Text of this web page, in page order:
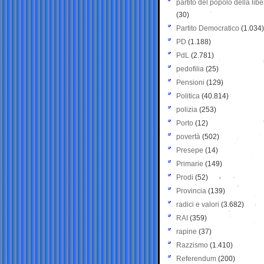
partito del popolo della
(30)
Partito Democratico (1.034)
PD (1.188)
PdL (2.781)
pedofilia (25)
Pensioni (129)
Politica (40.814)
polizia (253)
Porto (12)
povertà (502)
Presepe (14)
Primarie (149)
Prodi (52)
Provincia (139)
radici e valori (3.682)
RAI (359)
rapine (37)
Razzismo (1.410)
Referendum (200)